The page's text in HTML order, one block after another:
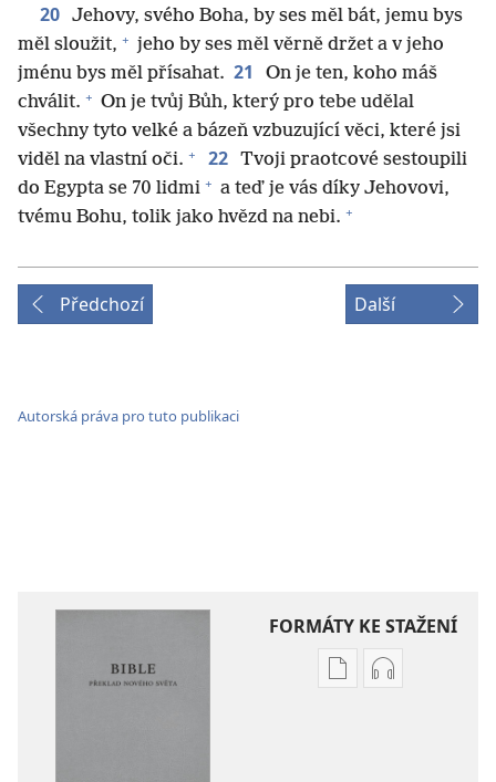
20 Jehovy, svého Boha, by ses měl bát, jemu bys
měl sloužit, + jeho by ses měl věrně držet a v jeho
jménu bys měl přísahat. 21
On je ten, koho máš
chválit. + On je tvůj Bůh, který pro tebe udělal
všechny tyto velké a bázeň vzbuzující věci, které jsi
viděl na vlastní oči. + 22 Tvoji praotcové sestoupili
do Egypta se 70 lidmi + a teď je vás díky Jehovovi,
tvému Bohu, tolik jako hvězd na nebi. +
Předchozí Další
Autorská práva pro tuto publikaci
FORMÁTY KE STAŽENÍ
FormátyFormáty